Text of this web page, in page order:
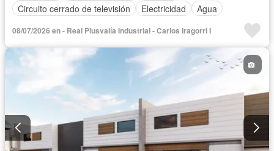
Circuito cerrado de televisión
Electricidad Agua
08/07/2026 en - Real Plusvalía Industrial - Carlos Iragorri I